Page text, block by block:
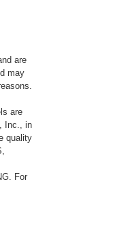
are
may
are
Inc., in
quality
For